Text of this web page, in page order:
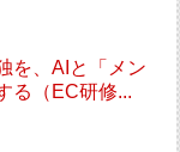
を、AIと「メン
る（EC研修...